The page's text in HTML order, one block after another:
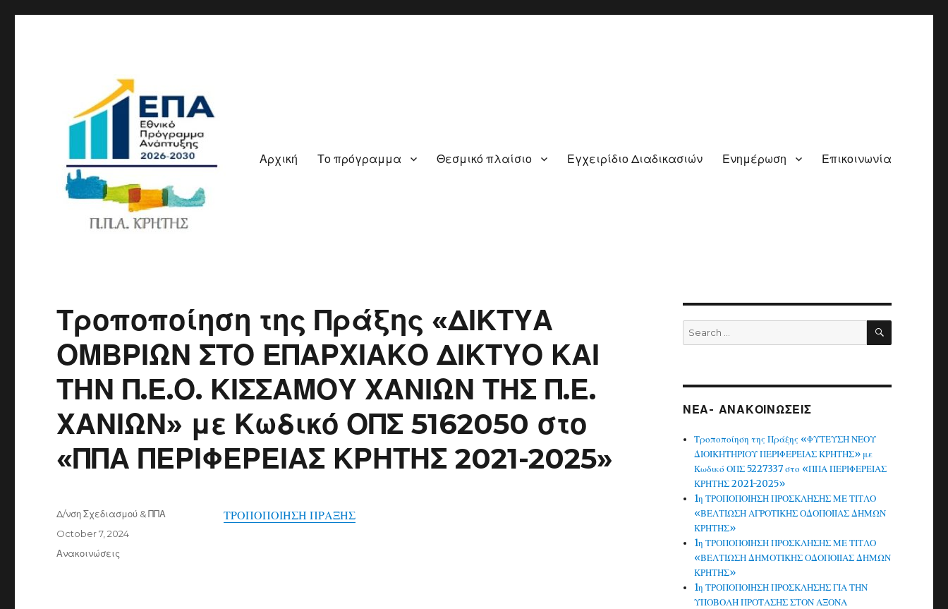
Αρχική Το πρόγραμμα Θεσμικό πλαίσιο Εγχειρίδιο Διαδικασιών Ενημέρωση Επικοινωνία
Τροποποίηση της Πράξης «ΔΙΚΤΥΑ
ΟΜΒΡΙΩΝ ΣΤΟ ΕΠΑΡΧΙΑΚΟ ΔΙΚΤΥΟ ΚΑΙ
ΤΗΝ Π.Ε.Ο. ΚΙΣΣΑΜΟΥ ΧΑΝΙΩΝ ΤΗΣ Π.Ε.
ΧΑΝΙΩΝ» με Κωδικό ΟΠΣ 5162050 στο
«ΠΠΑ ΠΕΡΙΦΕΡΕΙΑΣ ΚΡΗΤΗΣ 2021-2025»
ΤΡΟΠΟΠΟΙΗΣΗ ΠΡΑΞΗΣ
Author
Δ/νση Σχεδιασμού & ΠΠΑ
Posted
on
October 7, 2024
Categories
Ανακοινώσεις
Search
for:
SEARCH
ΝΕΑ- ΑΝΑΚΟΙΝΩΣΕΙΣ
Τροποποίηση της Πράξης «ΦΥΤΕΥΣΗ ΝΕΟΥ
ΔΙΟΙΚΗΤΗΡΙΟΥ ΠΕΡΙΦΕΡΕΙΑΣ ΚΡΗΤΗΣ» με
Κωδικό ΟΠΣ 5227337 στο «ΠΠΑ ΠΕΡΙΦΕΡΕΙΑΣ
ΚΡΗΤΗΣ 2021-2025»
1η ΤΡΟΠΟΠΟΙΗΣΗ ΠΡΟΣΚΛΗΣΗΣ ΜΕ ΤΙΤΛΟ
«ΒΕΛΤΙΩΣΗ ΑΓΡΟΤΙΚΗΣ ΟΔΟΠΟΙΙΑΣ ΔΗΜΩΝ
ΚΡΗΤΗΣ»
1η ΤΡΟΠΟΠΟΙΗΣΗ ΠΡΟΣΚΛΗΣΗΣ ΜΕ ΤΙΤΛΟ
«ΒΕΛΤΙΩΣΗ ΔΗΜΟΤΙΚΗΣ ΟΔΟΠΟΙΙΑΣ ΔΗΜΩΝ
ΚΡΗΤΗΣ»
1η ΤΡΟΠΟΠΟΙΗΣΗ ΠΡΟΣΚΛΗΣΗΣ ΓΙΑ ΤΗΝ
ΥΠΟΒΟΛΗ ΠΡΟΤΑΣΗΣ ΣΤΟΝ ΑΞΟΝΑ